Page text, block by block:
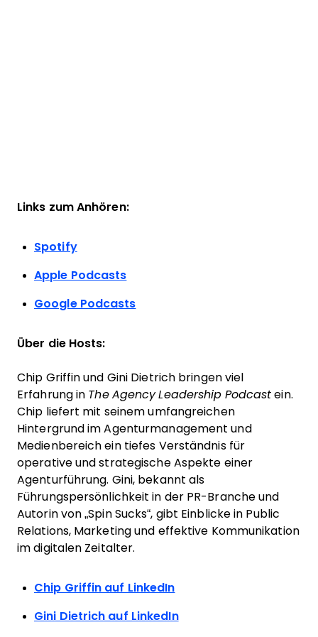
Links zum Anhören:
Spotify
Apple Podcasts
Google Podcasts
Über die Hosts:
Chip Griffin und Gini Dietrich bringen viel
Erfahrung in The Agency Leadership Podcast ein.
Chip liefert mit seinem umfangreichen
Hintergrund im Agenturmanagement und
Medienbereich ein tiefes Verständnis für
operative und strategische Aspekte einer
Agenturführung. Gini, bekannt als
Führungspersönlichkeit in der PR-Branche und
Autorin von „Spin Sucks“, gibt Einblicke in Public
Relations, Marketing und effektive Kommunikation
im digitalen Zeitalter.
Chip Griffin auf LinkedIn
Gini Dietrich auf LinkedIn